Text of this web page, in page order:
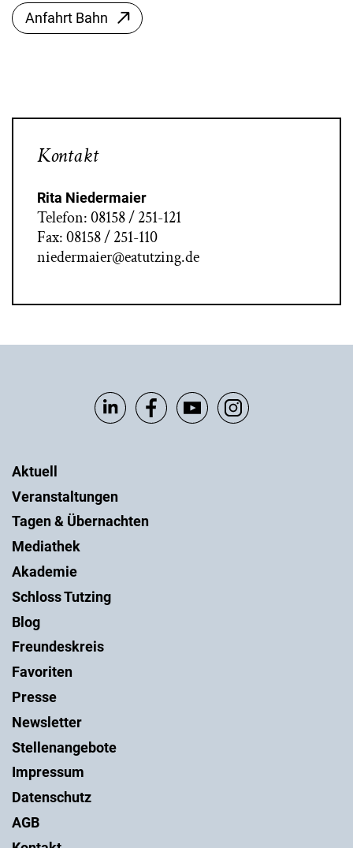
Anfahrt Bahn
Kontakt
Rita Niedermaier
Telefon: 08158 / 251-121
Fax: 08158 / 251-110
niedermaier@eatutzing.de
Aktuell
Veranstaltungen
Tagen & Übernachten
Mediathek
Akademie
Schloss Tutzing
Blog
Freundeskreis
Favoriten
Presse
Newsletter
Stellenangebote
Impressum
Datenschutz
AGB